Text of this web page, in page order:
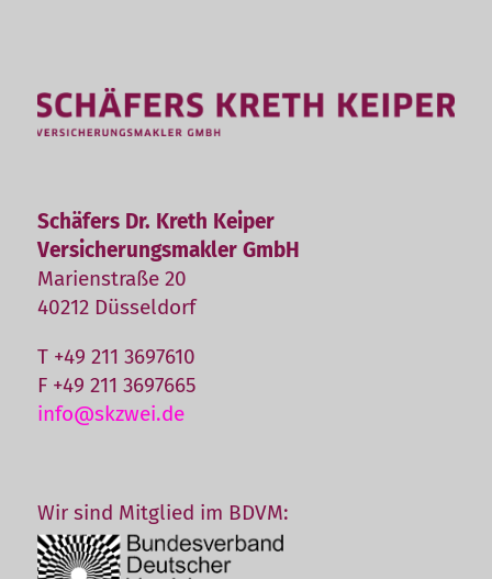
Schäfers Dr. Kreth Keiper
Versicherungsmakler GmbH
Marienstraße 20
40212 Düsseldorf
T +49 211 3697610
F +49 211 3697665
info@skzwei.de
Wir sind Mitglied im BDVM: